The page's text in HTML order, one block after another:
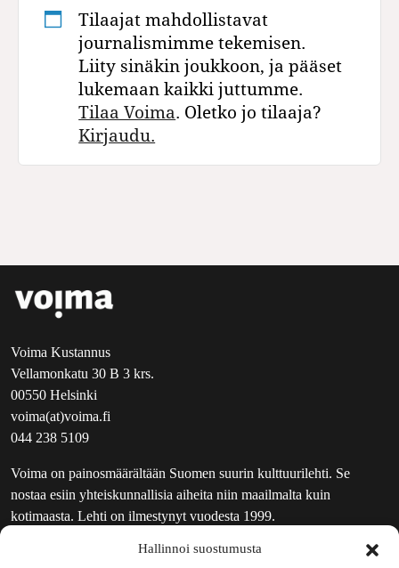
Hallinnoi suostumusta
Tilaajat mahdollistavat
journalismimme tekemisen.
Liity sinäkin joukkoon, ja pääset
lukemaan kaikki juttumme.
Tilaa Voima. Oletko jo tilaaja?
Kirjaudu.
Voima Kustannus
Vellamonkatu 30 B 3 krs.
00550 Helsinki
voima(at)voima.fi
044 238 5109
Voima on painosmäärältään Suomen suurin kulttuurilehti. Se
nostaa esiin yhteiskunnallisia aiheita niin maailmalta kuin
kotimaasta. Lehti on ilmestynyt vuodesta 1999.